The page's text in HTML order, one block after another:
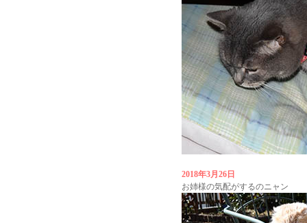
2018年3月26日
お姉様の気配がするのニャン